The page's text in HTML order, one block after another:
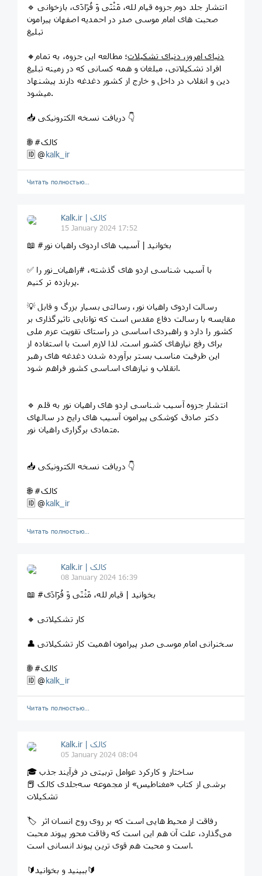
🔹 انتشار جلد دوم جزوه قیام لله، مَثْنَى وَ فُرَادَى، بازخوانی
صحبت های امام موسی صدر در احمدیه اصفهان پیرامون
تبلیغ
🔸 دنیای امروز، دنیای تشکیلات؛ مطالعه این جزوه، به تمام
افراد تشکیلاتی، مبلغان و همه کسانی که در زمینه تبلیغ
دین و انقلاب در داخل و خارج از کشور دغدغه دارند پیشنهاد
میشود.
📥 دریافت نسخه الکترونیکی 👇
🌐 #کالک
🆔 @kalk_ir
Читать полностью…
Kalk.ir | کالک
15 January 2024 17:52
📖 #بخوانید | آسیب های اردوی راهیان نور
✅ با آسیب شناسی اردو های گذشته، #راهیان_نور را
پربازده تر کنیم.
💡 رسالت اردوی راهیان نور، رسالتی بسیار بزرگ و قابل
مقایسه با رسالت دفاع مقدس است که توانایی تاثیرگذاری بر
کشور را دارد و راهبردی اساسی در راستای تقویت عزم ملی
برای رفع نیازهای کشور است. لذا لازم است با استفاده از
این ظرفیت مناسب بستر برآورده شدن دغدغه های رهبر
انقلاب و نیازهای اساسی کشور فراهم شود.
🔹 انتشار جزوه آسیب شناسی اردو های راهیان نور به قلم
دکتر صادق کوشکی پیرامون آسیب های رایج در سالهای
متمادی برگزاری راهیان نور.
📥 دریافت نسخه الکترونیکی 👇
🌐 #کالک
🆔 @kalk_ir
Читать полностью…
Kalk.ir | کالک
08 January 2024 16:39
📖 #بخوانید | قیام لله، مَثْنَى وَ فُرَادَى
🔸 کار تشکیلاتی
👤 سخنرانی‌ امام موسی صدر پیرامون اهمیت کار تشکیلاتی
🌐 #کالک
🆔 @kalk_ir
Читать полностью…
Kalk.ir | کالک
05 January 2024 08:04
🎓 ساختار و کارکرد عوامل تربیتی در فرآیند جذب
📕 برشی از کتاب «مغناطیس» از مجموعه سه‌جلدی کالک
تشکیلات
🏷️ رفاقت از محیط هایی است که بر روی روح انسان اثر
می‌گذارد، علت آن هم این است که رفاقت محور پیوند محبت
است و محبت هم قوی ترین پیوند انسانی است.
🔰ببینید و بخوانید🔰